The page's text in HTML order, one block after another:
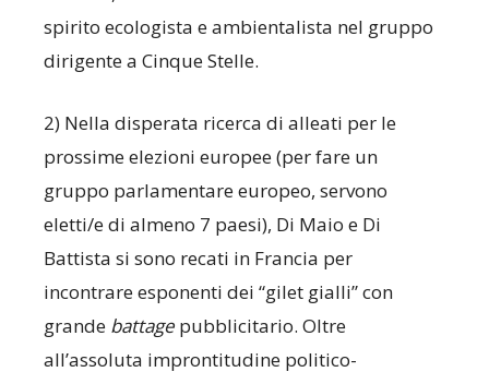
spirito ecologista e ambientalista nel gruppo
dirigente a Cinque Stelle.
2) Nella disperata ricerca di alleati per le
prossime elezioni europee (per fare un
gruppo parlamentare europeo, servono
eletti/e di almeno 7 paesi), Di Maio e Di
Battista si sono recati in Francia per
incontrare esponenti dei “gilet gialli” con
grande battage pubblicitario. Oltre
all’assoluta improntitudine politico-